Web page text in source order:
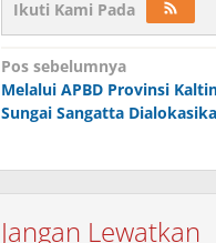
Ikuti Kami Pada
Navigasi
pos
Pos sebelumnya
Melalui APBD Provinsi
Sungai Sangatta
Jangan Lewatkan